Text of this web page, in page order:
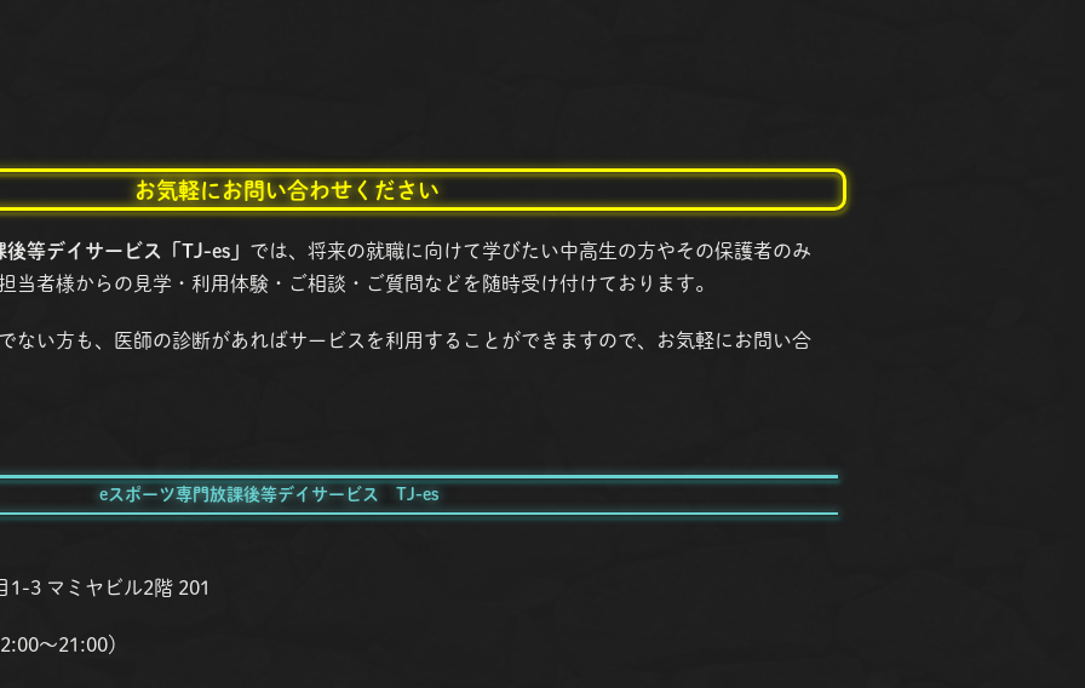
お気軽にお問い合わせください
等デイサービス「TJ-es」 では、将来の就職に向けて学びたい中高生の方やその保護者のみ
当者様からの見学・利用体験・ご相談・ご質問などを随時受け付けております。
ない方も、医師の診断があればサービスを利用することができますので、お気軽にお問い合
eスポーツ専門放課後等デイサービス TJ-es
1-3 マミヤビル2階 201
〜21:00）